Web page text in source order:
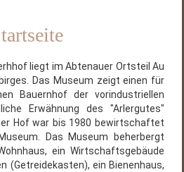
liegt im Abtenauer Ortsteil Au
Das Museum zeigt einen für
Bauernhof der vorindustriellen
Erwähnung des "Arlergutes"
Hof war bis 1980 bewirtschaftet
Das Museum beherbergt
ein Wirtschaftsgebäude
(Getreidekasten), ein Bienenhaus,